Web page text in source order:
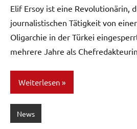
Elif Ersoy ist eine Revolutionärin,
journalistischen Tätigkeit von
Oligarchie in der Türkei
mehrere Jahre als
Weiterlesen
News